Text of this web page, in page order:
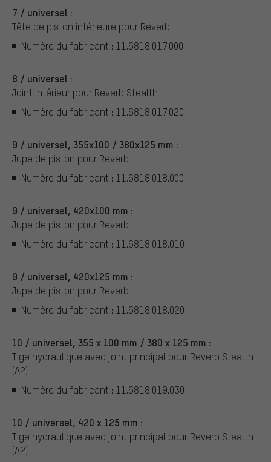
7 / universel :
Tête de piston intérieure pour Reverb
Numéro du fabricant : 11.6818.017.000
8 / universel :
Joint intérieur pour Reverb Stealth
Numéro du fabricant : 11.6818.017.020
9 / universel, 355x100 / 380x125 mm :
Jupe de piston pour Reverb
Numéro du fabricant : 11.6818.018.000
9 / universel, 420x100 mm :
Jupe de piston pour Reverb
Numéro du fabricant : 11.6818.018.010
9 / universel, 420x125 mm :
Jupe de piston pour Reverb
Numéro du fabricant : 11.6818.018.020
10 / universel, 355 x 100 mm / 380 x 125 mm :
Tige hydraulique avec joint principal pour Reverb Stealth
(A2)
Numéro du fabricant : 11.6818.019.030
10 / universel, 420 x 125 mm :
Tige hydraulique avec joint principal pour Reverb Stealth
(A2)